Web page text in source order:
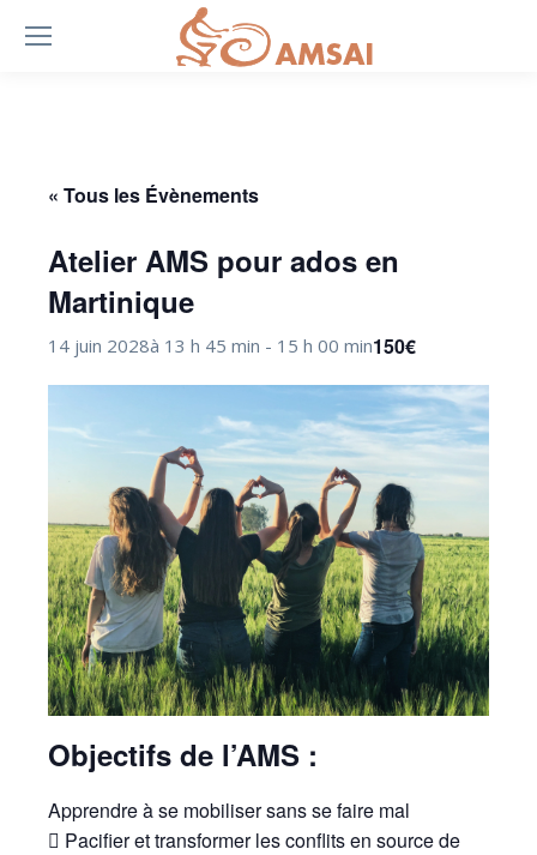
« Tous les Évènements
Atelier AMS pour ados en
Martinique
14 juin 2028à 13 h 45 min - 15 h 00 min150€
Objectifs de l’AMS :
Apprendre à se mobiliser sans se faire mal
 Pacifier et transformer les conflits en source de